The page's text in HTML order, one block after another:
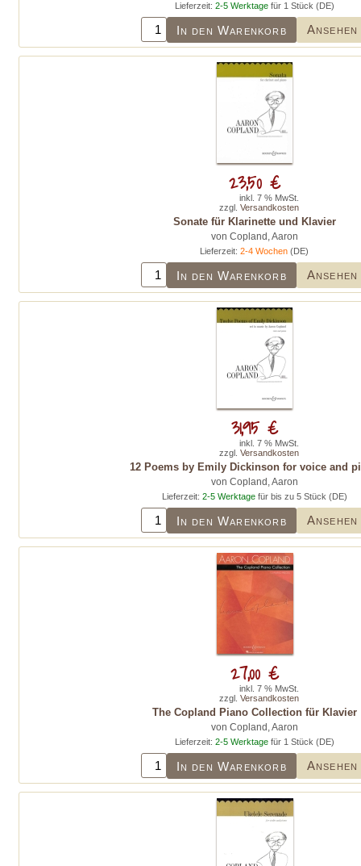
Lieferzeit: 2-5 Werktage für 1 Stück (DE)
In den Warenkorb Ansehen
Sonate für Klarinette und Klavier
von Copland, Aaron
Lieferzeit:2-4 Wochen (DE)
In den Warenkorb Ansehen
23,50 €
inkl. 7 % MwSt.
zzgl. Versandkosten
12 Poems by Emily Dickinson for voice and
von Copland, Aaron
Lieferzeit: 2-5 Werktage für bis zu 5 Stück (DE)
In den Warenkorb Ansehen
31,95 €
inkl. 7 % MwSt.
zzgl. Versandkosten
The Copland Piano Collection für Klavier
von Copland, Aaron
Lieferzeit: 2-5 Werktagefür 1 Stück (DE)
In den Warenkorb Ansehen
27,00 €
inkl. 7 % MwSt.
zzgl. Versandkosten